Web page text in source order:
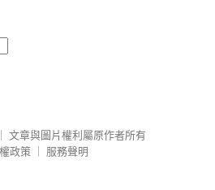
文章與圖片權利屬原作者所有
政策
服務聲明